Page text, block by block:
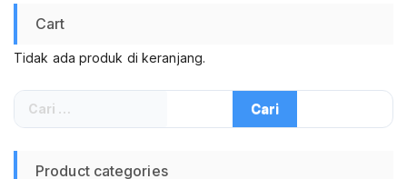
Cart
Tidak ada produk di keranjang.
Cari
untuk:
Product categories